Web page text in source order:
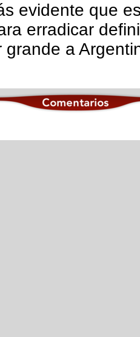
evidente que
erradicar
a